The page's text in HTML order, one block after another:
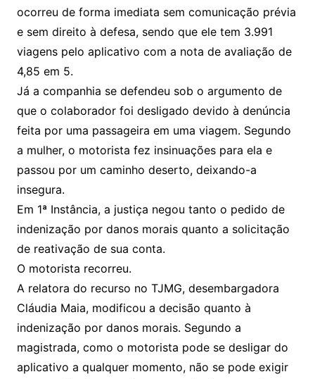
ocorreu de forma imediata sem comunicação prévia
e sem direito à defesa, sendo que ele tem 3.991
viagens pelo aplicativo com a nota de avaliação de
4,85 em 5.
Já a companhia se defendeu sob o argumento de
que o colaborador foi desligado devido à denúncia
feita por uma passageira em uma viagem. Segundo
a mulher, o motorista fez insinuações para ela e
passou por um caminho deserto, deixando-a
insegura.
Em 1ª Instância, a justiça negou tanto o pedido de
indenização por danos morais quanto a solicitação
de reativação de sua conta.
O motorista recorreu.
A relatora do recurso no TJMG, desembargadora
Cláudia Maia, modificou a decisão quanto à
indenização por danos morais. Segundo a
magistrada, como o motorista pode se desligar do
aplicativo a qualquer momento, não se pode exigir